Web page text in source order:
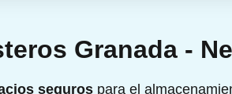
Granada -
seguros para el